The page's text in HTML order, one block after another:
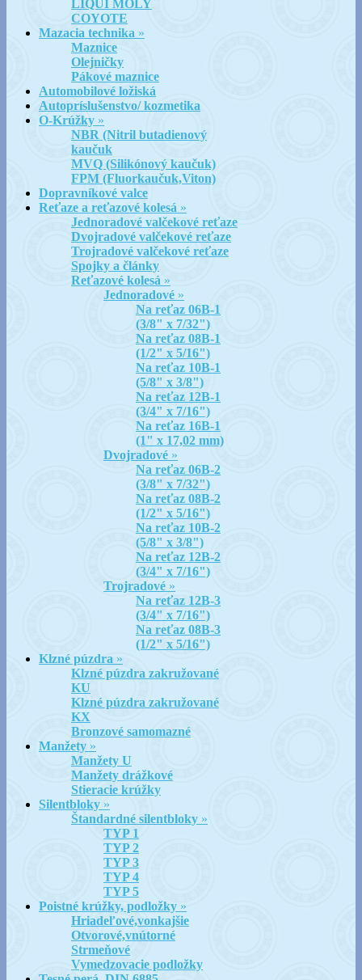
LIQUI MOLY
COYOTE
Mazacia technika »
Maznice
Olejničky
Pákové maznice
Automobilové ložiská
Autopríslušenstvo/ kozmetika
O-Krúžky »
NBR (Nitril butadienový
kaučuk
MVQ (Silikónový kaučuk)
FPM (Fluorkaučuk,Viton)
Dopravníkové valce
Reťaze a reťazové kolesá »
Jednoradové valčekové reťaze
Dvojradové valčekové reťaze
Trojradové valčekové reťaze
Spojky a články
Reťazové kolesá »
Jednoradové »
Na reťaz 06B-1
(3/8" x 7/32")
Na reťaz 08B-1
(1/2" x 5/16")
Na reťaz 10B-1
(5/8" x 3/8")
Na reťaz 12B-1
(3/4" x 7/16")
Na reťaz 16B-1
(1" x 17,02 mm)
Dvojradové »
Na reťaz 06B-2
(3/8" x 7/32")
Na reťaz 08B-2
(1/2" x 5/16")
Na reťaz 10B-2
(5/8" x 3/8")
Na reťaz 12B-2
(3/4" x 7/16")
Trojradové »
Na reťaz 12B-3
(3/4" x 7/16")
Na reťaz 08B-3
(1/2" x 5/16")
Klzné púzdra »
Klzné púzdra zakružované
KU
Klzné púzdra zakružované
KX
Bronzové samomazné
Manžety »
Manžety U
Manžety drážkové
Stieracie krúžky
Silentbloky »
Štandardné silentbloky »
TYP 1
TYP 2
TYP 3
TYP 4
TYP 5
Poistné krúžky, podložky »
Hriadeľové,vonkajšie
Otvorové,vnútorné
Strmeňové
Vymedzovacie podložky